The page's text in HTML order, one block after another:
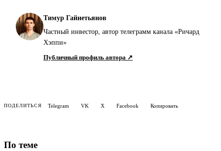
Тимур Гайнетьянов
Частный инвестор, автор телеграмм канала «Ричард
Хэппи»
Публичный профиль автора ↗
ПОДЕЛИТЬСЯ Telegram VK X Facebook Копировать
По теме